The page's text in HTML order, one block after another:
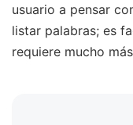
usuario a pensar
listar palabras; es
requiere mucho